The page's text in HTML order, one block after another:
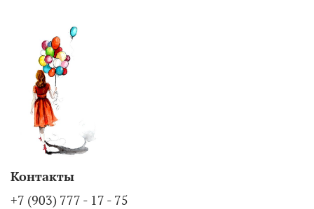
Контакты
+7 (903) 777 - 17 - 75